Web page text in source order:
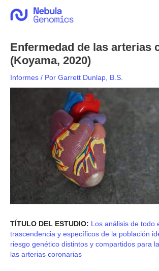
Enfermedad de las arterias
(Koyama, 2020)
Informes / Por Garrett Dunlap, B.S.
TÍTULO DEL ESTUDIO: Los análisis de todo
trascendencia y específicos de la población
riesgo genético distintos y compartidos para
las arterias coronarias